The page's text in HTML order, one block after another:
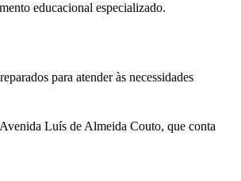
educacional especializado.
para atender às necessidades
Luís de Almeida Couto, que conta